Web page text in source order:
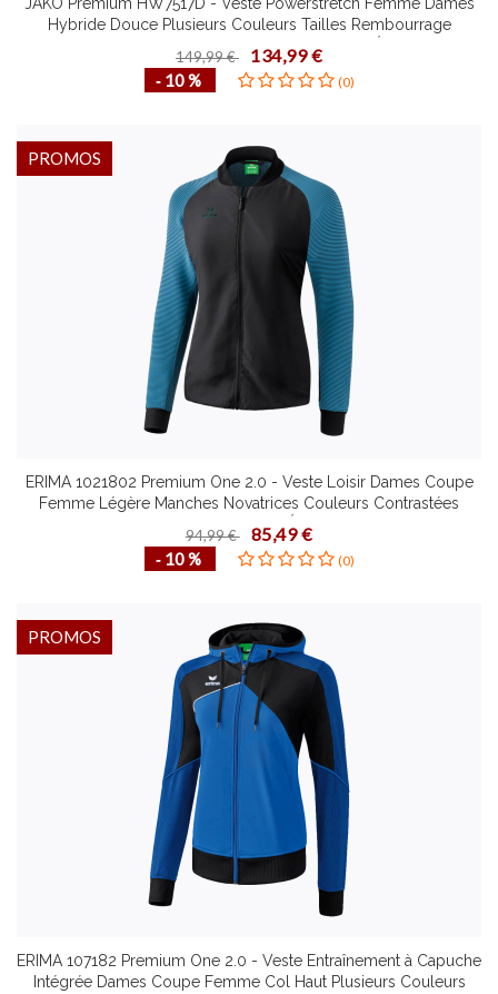
Hybride Douce Plusieurs Couleurs Tailles Rembourrage
Thermique Poitrine et Cou Bord de Finition Élastique
149,99 € 134,99 €
‐ 10 % (0)
ERIMA 1021802 Premium One 2.0 - Veste Loisir Dames Coupe
Femme Légère Manches Novatrices Couleurs Contrastées
Plusieurs Tailles Ourlet Étroit Souple
94,99 € 85,49 €
‐ 10 % (0)
PROMOS
ERIMA 107182 Premium One 2.0 - Veste Entraînement à Capuche
Intégrée Dames Coupe Femme Col Haut Plusieurs Couleurs
PROMOS